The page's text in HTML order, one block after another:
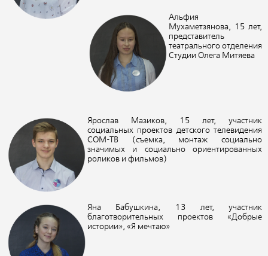
Альфия
Мухаметзянова, 15 лет,
представитель
театрального отделения
Студии Олега Митяева
Ярослав Мазиков, 15 лет, участник
социальных проектов детского телевидения
СОМ-ТВ (съемка , монтаж социально
значимых и социально ориентированных
роликов и фильмов)
Яна Бабушкина, 13 лет, участник
благотворительных проектов «Добрые
истории», «Я мечтаю»